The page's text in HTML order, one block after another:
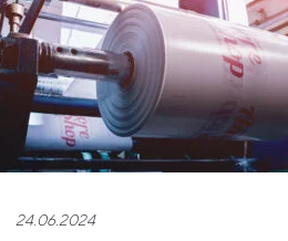
24.06.2024